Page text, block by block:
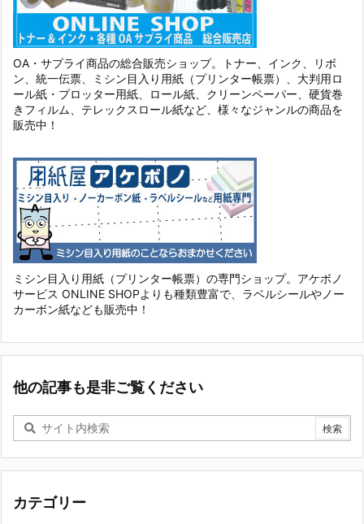
OA・サプライ商品の総合販売ショップ。トナー、インク、リボ
ン、統一伝票、ミシン目入り用紙（プリンター帳票）、大判用ロ
ール紙・プロッター用紙、ロール紙、クリーンペーパー、硬貨巻
きフィルム、テレックスロール紙など、様々なジャンルの商品を
販売中！
ミシン目入り用紙（プリンター帳票）の専門ショップ。アケボノ
サービス ONLINE SHOPよりも種類豊富で、ラベルシールやノー
カーボン紙なども販売中！
他の記事も是非ご覧ください
カテゴリー